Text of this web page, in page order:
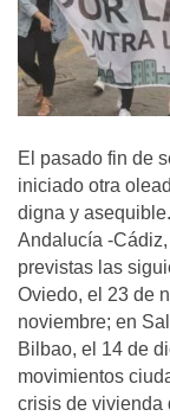
El pasado fin de
iniciado otra
digna y
Andalucía -
previstas las
Oviedo, el 23 de
noviembre; en
Bilbao, el 14 de
movimientos
crisis de vivienda